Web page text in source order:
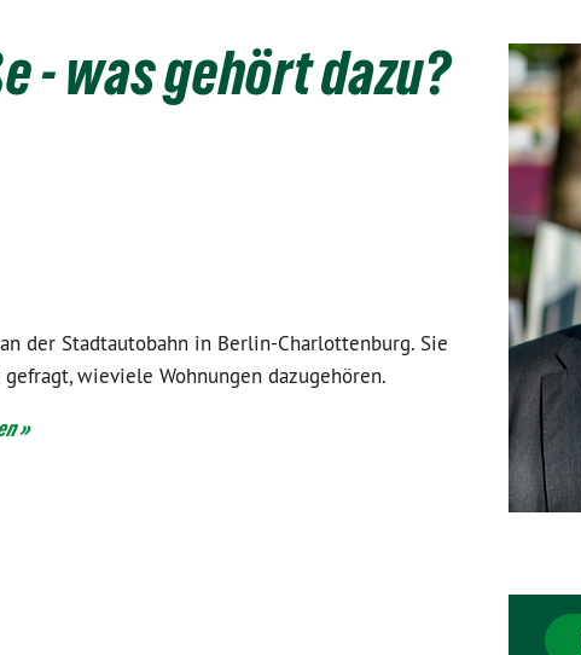
- was gehört dazu?
der Stadtautobahn in Berlin-Charlottenburg. Sie
wieviele Wohnungen dazugehören.
»